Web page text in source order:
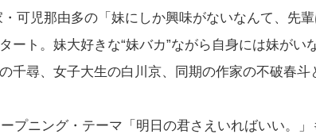
可児那由多の「妹にしか興味がないなんて、先
ート。妹大好きな“妹バカ”ながら自身には妹がい
千尋、女子大生の白川京、同期の作家の不破春
プニング・テーマ「明日の君さえいればいい。